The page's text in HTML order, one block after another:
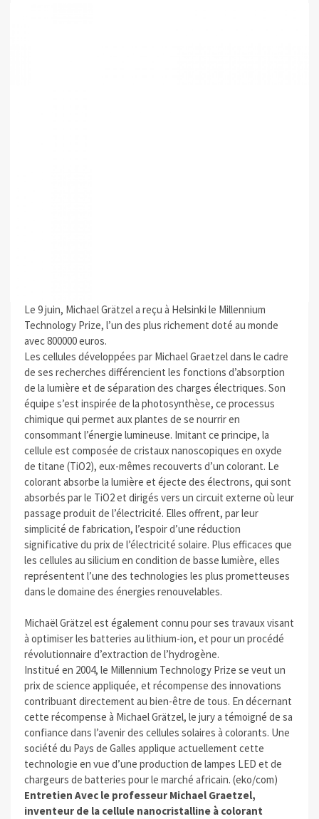
Le 9 juin, Michael Grätzel a reçu à Helsinki le Millennium
Technology Prize, l’un des plus richement doté au monde
avec 800000 euros.
Les cellules développées par Michael Graetzel dans le cadre
de ses recherches différencient les fonctions d’absorption
de la lumière et de séparation des charges électriques. Son
équipe s’est inspirée de la photosynthèse, ce processus
chimique qui permet aux plantes de se nourrir en
consommant l’énergie lumineuse. Imitant ce principe, la
cellule est composée de cristaux nanoscopiques en oxyde
de titane (TiO2), eux-mêmes recouverts d’un colorant. Le
colorant absorbe la lumière et éjecte des électrons, qui sont
absorbés par le TiO2 et dirigés vers un circuit externe où leur
passage produit de l’électricité. Elles offrent, par leur
simplicité de fabrication, l’espoir d’une réduction
significative du prix de l’électricité solaire. Plus efficaces que
les cellules au silicium en condition de basse lumière, elles
représentent l’une des technologies les plus prometteuses
dans le domaine des énergies renouvelables.
Michaël Grätzel est également connu pour ses travaux visant
à optimiser les batteries au lithium-ion, et pour un procédé
révolutionnaire d’extraction de l’hydrogène.
Institué en 2004, le Millennium Technology Prize se veut un
prix de science appliquée, et récompense des innovations
contribuant directement au bien-être de tous. En décernant
cette récompense à Michael Grätzel, le jury a témoigné de sa
confiance dans l’avenir des cellules solaires à colorants. Une
société du Pays de Galles applique actuellement cette
technologie en vue d’une production de lampes LED et de
chargeurs de batteries pour le marché africain. (eko/com)
Entretien Avec le professeur Michael Graetzel,
inventeur de la cellule nanocristalline à colorant